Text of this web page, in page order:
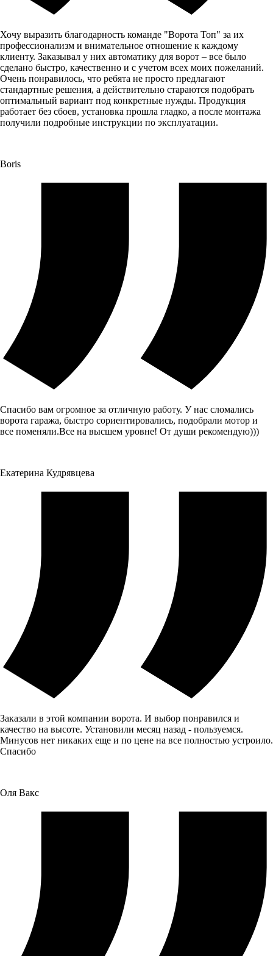
Хочу выразить благодарность команде "Ворота Топ" за их
профессионализм и внимательное отношение к каждому
клиенту. Заказывал у них автоматику для ворот – все было
сделано быстро, качественно и с учетом всех моих пожеланий.
Очень понравилось, что ребята не просто предлагают
стандартные решения, а действительно стараются подобрать
оптимальный вариант под конкретные нужды. Продукция
работает без сбоев, установка прошла гладко, а после монтажа
получили подробные инструкции по эксплуатации.
Boris
Спасибо вам огромное за отличную работу. У нас сломались
ворота гаража, быстро сориентировались, подобрали мотор и
все поменяли.Все на высшем уровне! От души рекомендую)))
Екатерина Кудрявцева
Заказали в этой компании ворота. И выбор понравился и
качество на высоте. Установили месяц назад - пользуемся.
Минусов нет никаких еще и по цене на все полностью устроило.
Спасибо
Оля Вакс